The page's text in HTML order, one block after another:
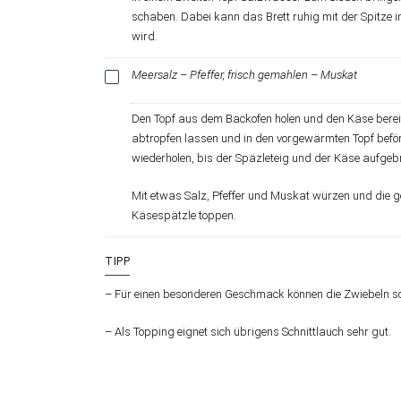
schaben. Dabei kann das Brett ruhig mit der Spitze
wird.
Meersalz – Pfeffer, frisch gemahlen – Muskat
Den Topf aus dem Backofen holen und den Käse
abtropfen lassen und in den vorgewärmten Topf
wiederholen, bis der Späzleteig und der Käse
Mit etwas Salz, Pfeffer und Muskat würzen und die
Käsespätzle toppen.
TIPP
– Für einen besonderen Geschmack können die
– Als Topping eignet sich übrigens Schnittlauch sehr gut.